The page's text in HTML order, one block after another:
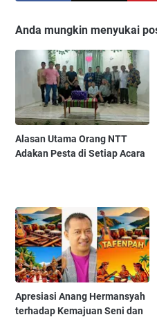
Anda mungkin menyukai
Alasan Utama Orang NTT
Adakan Pesta di Setiap Acara
Apresiasi Anang Hermansyah
terhadap Kemajuan Seni dan